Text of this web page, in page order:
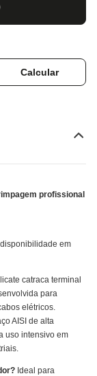
profissional
em
catraca terminal
para
elétricos.
AISI de alta
uso intensivo em
Ideal para